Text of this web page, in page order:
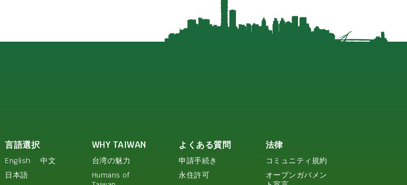
言語選択
English
中文
日本語
WHY TAIWAN
台湾の魅力
Humans of
よくある質問
申請手続き
永住許可
法律
コミュニティ規約
オープンガバメン